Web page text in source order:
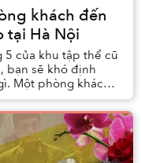
khách đến
tại Hà Nội
5 của khu tập thể cũ
bạn sẽ khó định
Một phòng khách
Ha...